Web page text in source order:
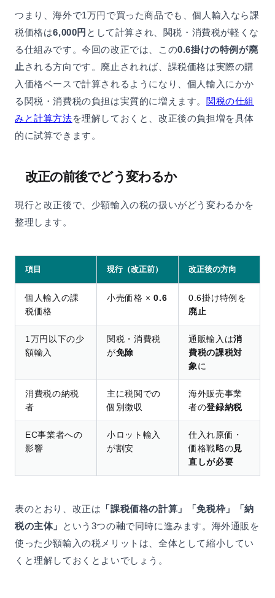
つまり、海外で1万円で買った商品でも、個人輸入なら課
税価格は6,000円 として計算され、関税・消費税が軽くな
る仕組みです。今回の改正では、この0.6掛けの特例が廃
止 される方向です。廃止されれば、課税価格は実際の購
入価格ベースで計算されるようになり、個人輸入にかか
る関税・消費税の負担は実質的に増えます。 関税の仕組
みと計算方法を理解しておくと、改正後の負担増を具体
的に試算できます。
改正の前後でどう変わるか
現行と改正後で、少額輸入の税の扱いがどう変わるかを
整理します。
項目 現行（改正前） 改正後の方向
個人輸入の課
税価格
小売価格 ×0.6
0.6掛け特例を
廃止
1万円以下の少
額輸入
関税・消費税
が免除
通販輸入は消
費税の課税対
象に
消費税の納税
者
主に税関での
個別徴収
海外販売事業
者の登録納税
EC事業者への
影響
小ロット輸入
が割安
仕入れ原価・
価格戦略の見
直しが必要
表のとおり、改正は 「課税価格の計算」「免税枠」「納
税の主体」
という3つの軸で同時に進みます。海外通販を
使った少額輸入の税メリットは、全体として縮小してい
くと理解しておくとよいでしょう。